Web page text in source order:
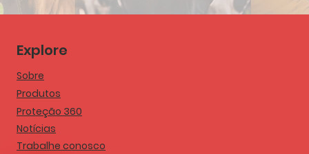
Explore
Sobre
Produtos
Proteção 360
Notícias
Trabalhe conosco